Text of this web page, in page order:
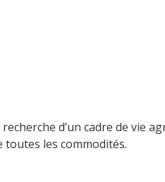
d’un cadre de vie
les commodités.